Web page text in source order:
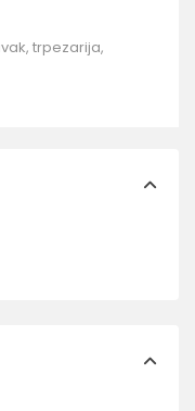
trpezarija,